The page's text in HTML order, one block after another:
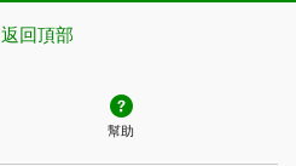
返回頂部
幫助